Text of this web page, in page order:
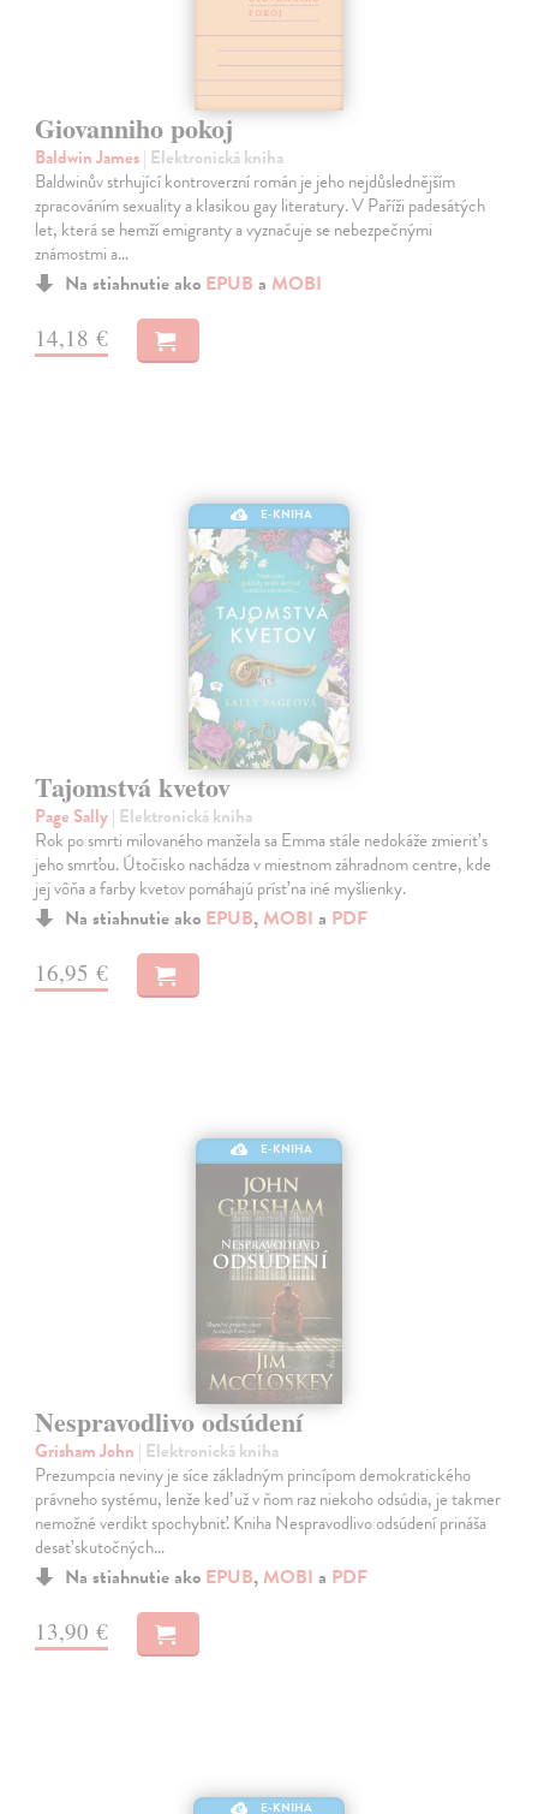
Giovanniho pokoj
Baldwin James| Elektronická kniha
Baldwinův strhující kontroverzní román je jeho nejdůslednějším
zpracováním sexuality a klasikou gay literatury. V Paříži padesátých
let, která se hemží emigranty a vyznačuje se nebezpečnými
známostmi a…
Na stiahnutie ako EPUB a MOBI
14,18 €
E-KNIHA
Tajomstvá kvetov
Page Sally| Elektronická kniha
Rok po smrti milovaného manžela sa Emma stále nedokáže zmieriť s
jeho smrťou. Útočisko nachádza v miestnom záhradnom centre, kde
jej vôňa a farby kvetov pomáhajú prísť na iné myšlienky.
Na stiahnutie ako EPUB, MOBI a PDF
16,95 €
E-KNIHA
Nespravodlivo odsúdení
Grisham John | Elektronická kniha
Prezumpcia neviny je síce základným princípom demokratického
právneho systému, lenže keď už v ňom raz niekoho odsúdia, je takmer
nemožné verdikt spochybniť. Kniha Nespravodlivo odsúdení prináša
desať skutočných…
Na stiahnutie ako EPUB, MOBI a PDF
13,90 €
E-KNIHA